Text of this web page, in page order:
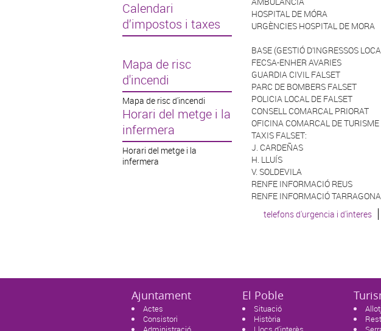
Calendari
d’impostos i taxes
Mapa de risc
d'incendi
Mapa de risc d'incendi
Horari del metge i la
infermera
Horari del metge i la
infermera
HOSPITAL DE MÓRA
URGÈNCIES HOSPITAL DE MORA
BASE (GESTIÓ D’INGRESSOS
FECSA-ENHER AVARIES
GUARDIA CIVIL FALSET
PARC DE BOMBERS FALSET
POLICIA LOCAL DE FALSET
CONSELL COMARCAL PRIORAT
OFICINA COMARCAL DE TURISME
TAXIS FALSET:
J. CARDEÑAS
H. LLUÍS
V. SOLDEVILA
RENFE INFORMACIÓ REUS
RENFE INFORMACIÓ TARRAGONA
telefons d'urgencia i d'interes
Ajuntament
Actes
Consistori
El Poble
Situació
Història